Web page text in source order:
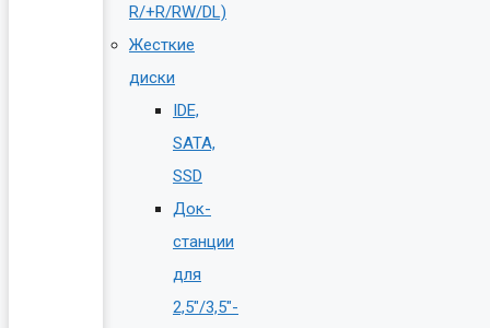
R/+R/RW/DL)
Жесткие
диски
IDE,
SATA,
SSD
Док-
станции
для
2,5″/3,5″-